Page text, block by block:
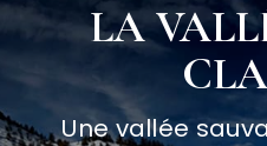
LA
Une vallée